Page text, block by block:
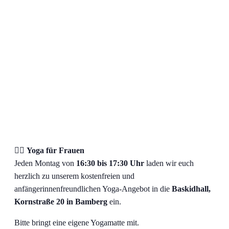
🧘‍♀️ Yoga für Frauen
Jeden Montag von 16:30 bis 17:30 Uhr laden wir euch
herzlich zu unserem kostenfreien und
anfängerinnenfreundlichen Yoga-Angebot in die Baskidhall,
Kornstraße 20 in Bamberg ein.
Bitte bringt eine eigene Yogamatte mit.